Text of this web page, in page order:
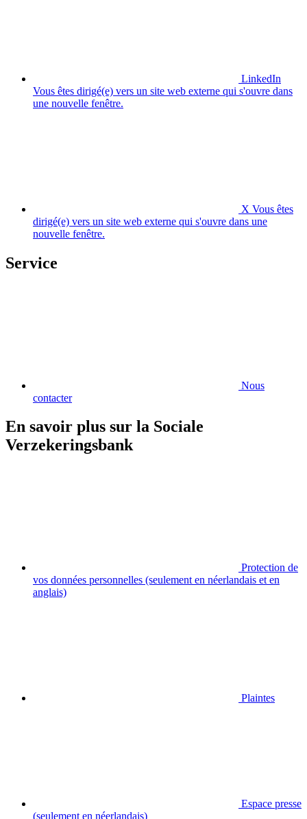
LinkedIn
Vous êtes dirigé(e) vers un site web externe qui s'ouvre dans
une nouvelle fenêtre.
X Vous êtes
dirigé(e) vers un site web externe qui s'ouvre dans une
nouvelle fenêtre.
Service
Nous
contacter
En savoir plus sur la Sociale
Verzekeringsbank
Protection de
vos données personnelles (seulement en néerlandais et en
anglais)
Plaintes
Espace presse
(seulement en néerlandais)